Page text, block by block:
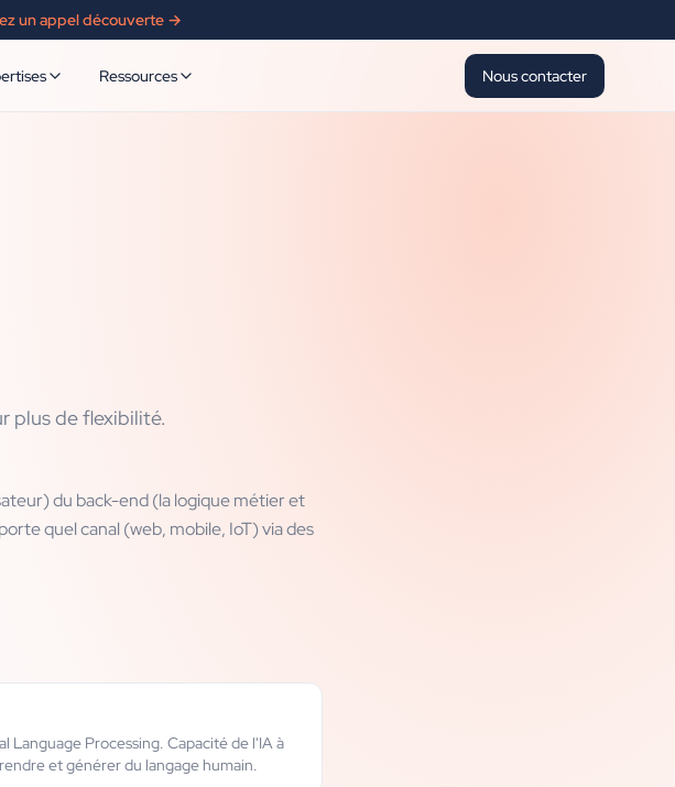
un appel découverte →
Ressources Nous contacter
plus de flexibilité.
du back-end (la logique métier et
quel canal (web, mobile, IoT) via des
Language Processing. Capacité de l'IA à
et générer du langage humain.